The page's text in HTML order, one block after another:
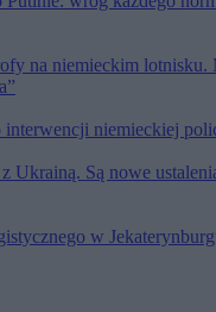
na niemieckim
interwencji niemieckiej
Ukrainą. Są nowe
w